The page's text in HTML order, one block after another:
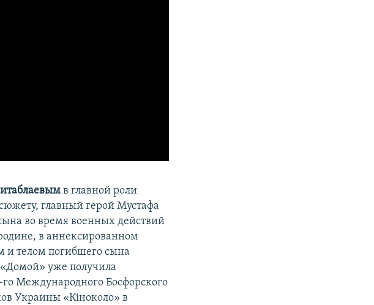
в главной роли
главный герой Мустафа
во время военных действий
в аннексированном
и телом погибшего сына
«Домой» уже получила
Международного Босфорского
Украины «Кіноколо» в